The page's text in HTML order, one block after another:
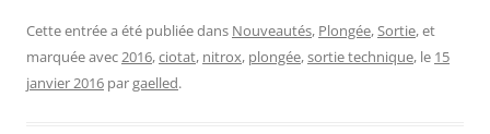
Cette entrée a été publiée dans Nouveautés, Plongée,Sortie, et
marquée avec2016,ciotat, nitrox, plongée,sortie technique, le 15
janvier 2016 pargaelled.